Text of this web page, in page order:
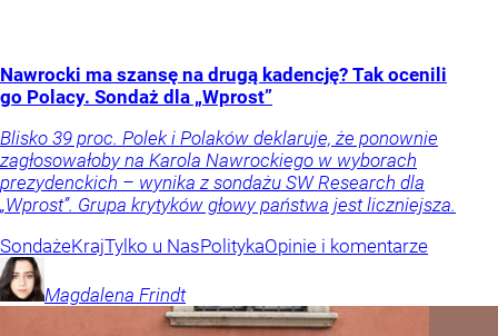
Nawrocki ma szansę na drugą kadencję? Tak ocenili
go Polacy. Sondaż dla „Wprost”
Blisko 39 proc. Polek i Polaków deklaruje, że ponownie
zagłosowałoby na Karola Nawrockiego w wyborach
prezydenckich – wynika z sondażu SW Research dla
„Wprost”. Grupa krytyków głowy państwa jest liczniejsza.
SondażeKrajTylko u NasPolitykaOpinie i komentarze
Magdalena Frindt